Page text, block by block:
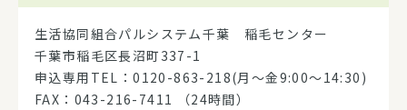
生活協同組合パルシステム千葉 稲毛センター
千葉市稲毛区長沼町337-1
申込専用TEL：0120-863-218(月～金9:00～14:30)
FAX：043-216-7411 （24時間）